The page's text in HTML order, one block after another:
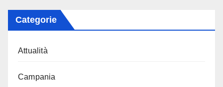
Categorie
Attualità
Campania